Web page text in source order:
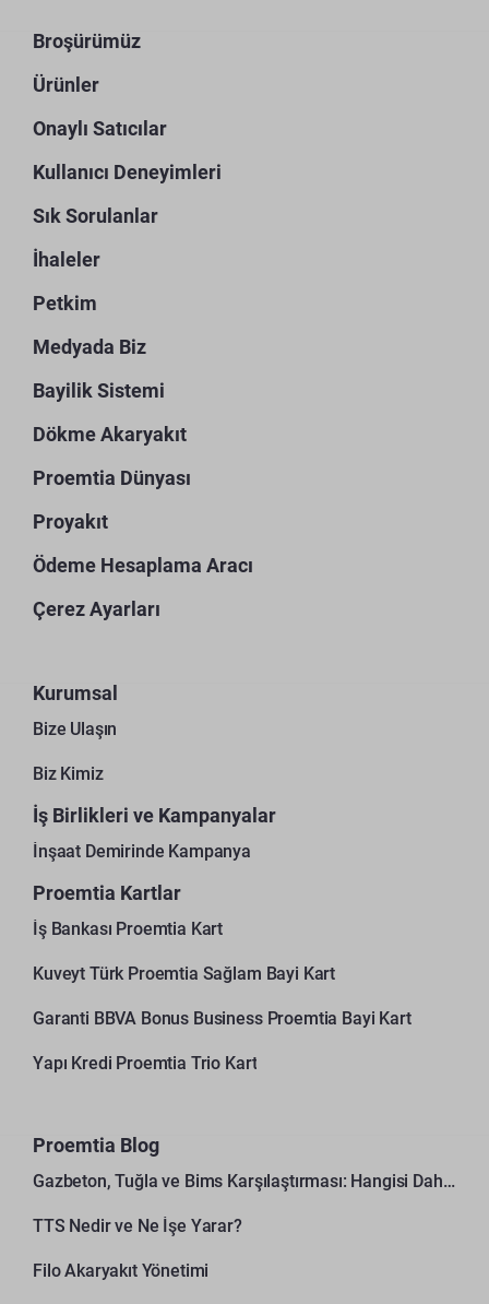
Broşürümüz
Ürünler
Onaylı Satıcılar
Kullanıcı Deneyimleri
Sık Sorulanlar
İhaleler
Petkim
Medyada Biz
Bayilik Sistemi
Dökme Akaryakıt
Proemtia Dünyası
Proyakıt
Ödeme Hesaplama Aracı
Çerez Ayarları
Kurumsal
Bize Ulaşın
Biz Kimiz
İş Birlikleri ve Kampanyalar
İnşaat Demirinde Kampanya
Proemtia Kartlar
İş Bankası Proemtia Kart
Kuveyt Türk Proemtia Sağlam Bayi Kart
Garanti BBVA Bonus Business Proemtia Bayi Kart
Yapı Kredi Proemtia Trio Kart
Proemtia Blog
Gazbeton, Tuğla ve Bims Karşılaştırması: Hangisi Daha Avantajlı?
TTS Nedir ve Ne İşe Yarar?
Filo Akaryakıt Yönetimi